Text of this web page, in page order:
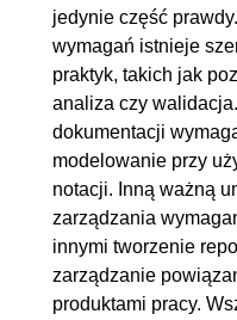
elementy
5.3. Cykl życia wymagań
5.4. Atrybuty wymagań
5.5. Śledzenie powiązań
5.6. Priorytetyzacja
5.7. Wstęp do
zmianą
5.8. Planowanie
wymagań w projekcie
jedynie część
wymagań istnieje
praktyk, takich jak
analiza czy
dokumentacji
modelowanie przy
notacji. Inną ważną
zarządzania
innymi tworzenie
zarządzanie
produktami pracy.